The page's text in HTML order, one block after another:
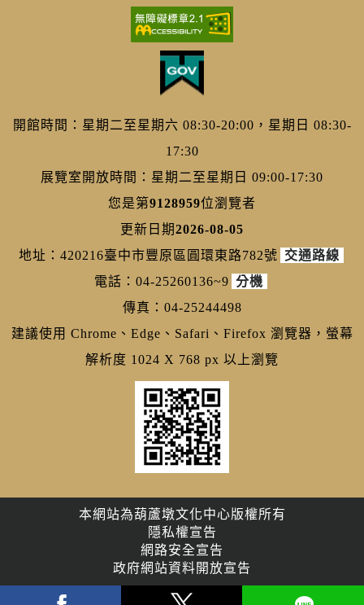
開館時間：星期二至星期六 08:30-20:00，星期日 08:30-
17:30
展覽室開放時間：星期二至星期日 09:00-17:30
您是第9128959位瀏覽者
更新日期2026-08-05
地址：420216臺中市豐原區圓環東路782號 交通路線
電話：04-25260136~9 分機
傳真：04-25244498
建議使用 Chrome、Edge、Safari、Firefox 瀏覽器，螢幕
解析度 1024 X 768 px 以上瀏覽
本網站為葫蘆墩文化中心版權所有
隱私權宣告
網路安全宣告
政府網站資料開放宣告